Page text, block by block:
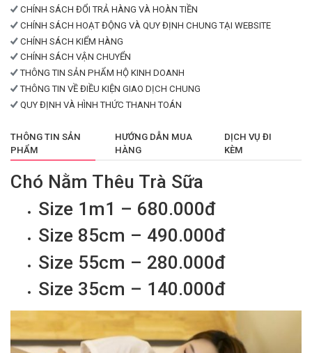
CHÍNH SÁCH ĐỔI TRẢ HÀNG VÀ HOÀN TIỀN
CHÍNH SÁCH HOẠT ĐỘNG VÀ QUY ĐỊNH CHUNG TẠI WEBSITE
CHÍNH SÁCH KIỂM HÀNG
CHÍNH SÁCH VẬN CHUYỂN
THÔNG TIN SẢN PHẨM HỘ KINH DOANH
THÔNG TIN VỀ ĐIỀU KIỆN GIAO DỊCH CHUNG
QUY ĐỊNH VÀ HÌNH THỨC THANH TOÁN
THÔNG TIN SẢN
PHẨM
HƯỚNG DẪN MUA
HÀNG
DỊCH VỤ ĐI
KÈM
Chó Nằm Thêu Trà Sữa
Size 1m1 – 680.000đ
Size 85cm – 490.000đ
Size 55cm – 280.000đ
Size 35cm – 140.000đ